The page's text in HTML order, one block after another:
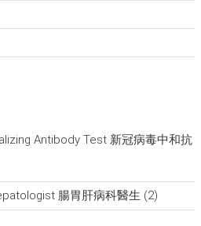
Antibody Test 新冠病毒中和抗
腸胃肝病科醫生 (2)